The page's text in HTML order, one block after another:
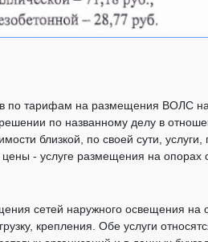
по тарифам на размещения ВОЛС
по названному делу в
близкой, по своей сути, услуги,
- услуге размещения на опорах
сетей наружного освещения на
крепления. Обе услуги